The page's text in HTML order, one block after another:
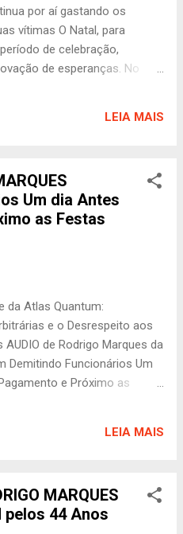
por aí gastando os
vítimas O Natal, para
de celebração,
de esperanças. No
Marques, essa data
investimentos, o responsável
escândalos financeiros
sem prestar contas à
da Atlas Quantum A Atlas
de criptomoedas,
e venda de Bitcoin em
Durante algum tempo,
atrair um grande
alimentando-se do
por criptomoedas.
Em 2019, sinais de
LEIA MAIS
Um dia Antes
as Festas
da Atlas Quantum:
e o Desrespeito aos
AUDIO de Rodrigo Marques da
Demitindo Funcionários Um
e Próximo as
diz-que-foi-
Quantum, outrora uma
empresas de
LEIA MAIS
MARQUES
pelos 44 Anos